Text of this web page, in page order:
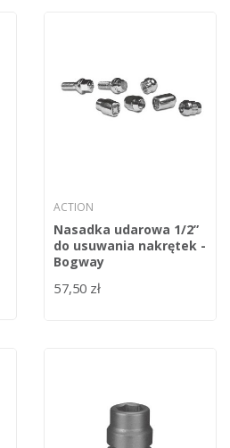
ACTION
Nasadka udarowa 1/2”
do usuwania nakrętek -
Bogway
57,50 zł